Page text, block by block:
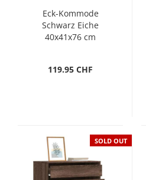
Eck-Kommode
Schwarz Eiche
40x41x76 cm
119.95 CHF
SOLD OUT